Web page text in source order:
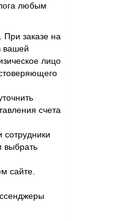
любым
. При заказе на
вашей
лицо
счета
выбрать
сайте.